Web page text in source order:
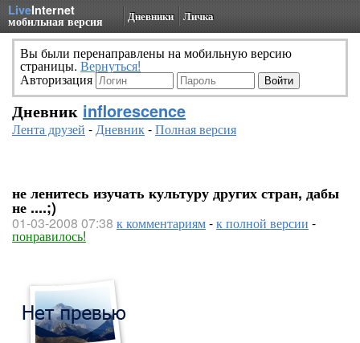
LiveInternet
мобильная версия Дневники Личка
Вы были перенаправлены на мобильную версию
страницы. Вернуться!
Авторизация
Дневник inflorescence
Лента друзей -Дневник-Полная версия
не ленитесь изучать культуру других стран, дабы
не ....;)
01-03-2008 07:38 к комментариям-к полной версии -
понравилось!